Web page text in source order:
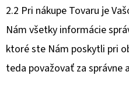
2.2 Pri nákupe Tovaru je
Nám všetky informácie
ktoré ste Nám poskytli pri
teda považovať za správne